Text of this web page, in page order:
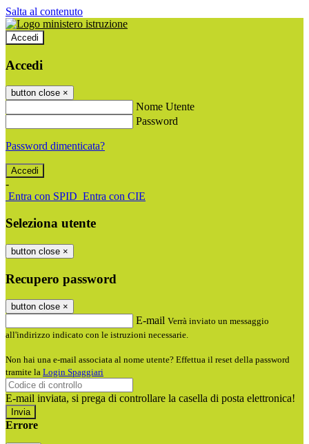
Salta al contenuto
Accedi
Accedi
button close ×
Nome Utente
Password
Password dimenticata?
-
Entra con SPID Entra con CIE
Seleziona utente
button close ×
Recupero password
button close ×
E-mail Verrà inviato un messaggio
all'indirizzo indicato con le istruzioni necessarie.
Non hai una e-mail associata al nome utente? Effettua il reset della password
tramite la Login Spaggiari
E-mail inviata, si prega di controllare la casella di posta elettronica!
Errore